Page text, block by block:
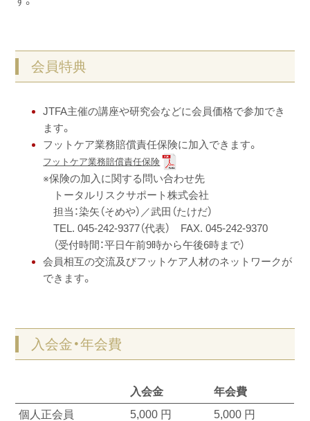
会員特典
JTFA主催の講座や研究会などに会員価格で参加でき
ます。
フットケア業務賠償責任保険に加入できます。
フットケア業務賠償責任保険
※保険の加入に関する問い合わせ先
トータルリスクサポート株式会社
担当：染矢（そめや）／武田（たけだ）
TEL. 045-242-9377（代表） FAX. 045-242-9370
（受付時間：平日午前9時から午後6時まで）
会員相互の交流及びフットケア人材のネットワークが
できます。
入会金・年会費
入会金
年会費
個人正会員
5,000 円
5,000 円